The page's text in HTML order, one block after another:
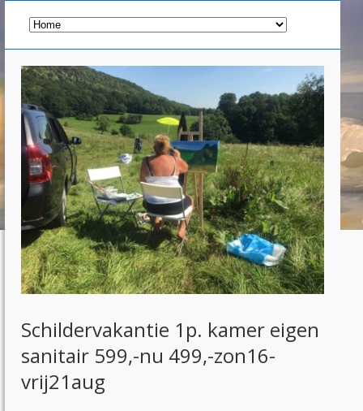
Schildervakantie 1p. kamer eigen
sanitair 599,-nu 499,-zon16-
vrij21aug